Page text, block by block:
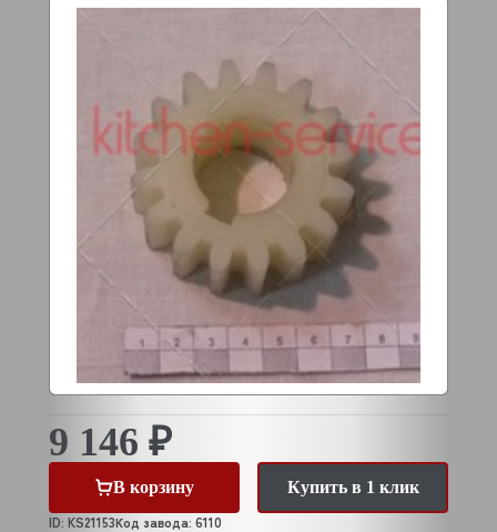
9 146 ₽
В корзину
Купить в 1 клик
ID: KS21153Код завода: 6110